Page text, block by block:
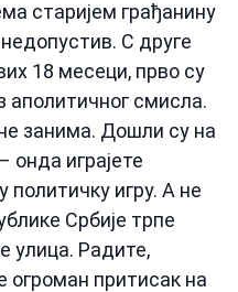
старијем грађанину
С друге
18 месеци, прво су
аполитичног смисла.
занима. Дошли су на
онда играјете
политичку игру. А не
Србије трпе
улица. Радите,
огроман притисак на